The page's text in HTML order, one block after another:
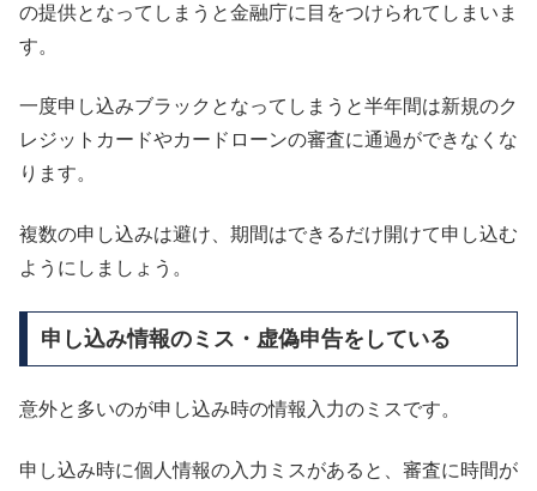
の提供となってしまうと金融庁に目をつけられてしまいま
す。
一度申し込みブラックとなってしまうと半年間は新規のク
レジットカードやカードローンの審査に通過ができなくな
ります。
複数の申し込みは避け、期間はできるだけ開けて申し込む
ようにしましょう。
申し込み情報のミス・虚偽申告をしている
意外と多いのが申し込み時の情報入力のミスです。
申し込み時に個人情報の入力ミスがあると、審査に時間が